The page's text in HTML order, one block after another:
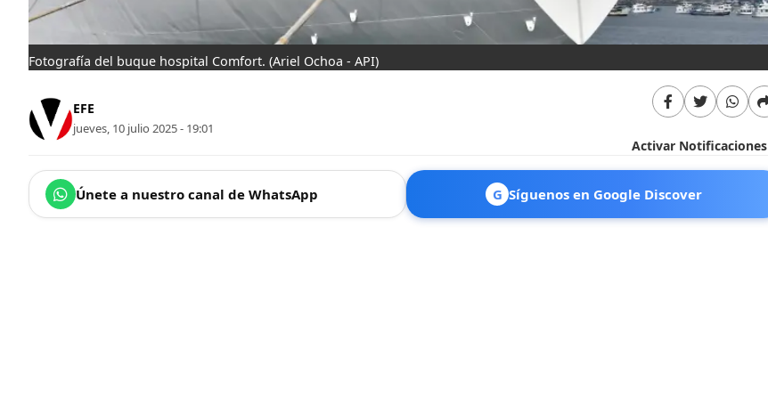
Fotografía del buque hospital Comfort. (Ariel Ochoa - API)
EFE
jueves, 10 julio 2025 - 19:01
Activar Notificaciones
Únete a nuestro canal de WhatsApp G Síguenos en Google Discover